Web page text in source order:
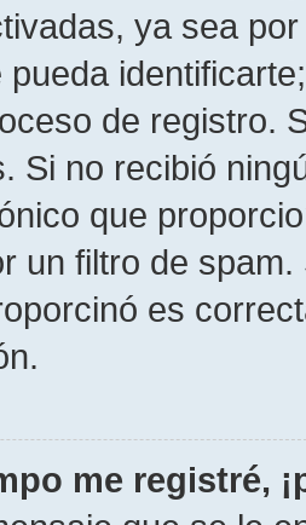
ya sea
pueda
de registro.
Si no recibió
que
un filtro de
es
me registré,